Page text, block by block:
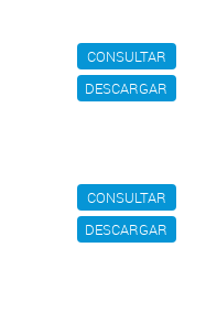
CONSULTAR
DESCARGAR
CONSULTAR
DESCARGAR